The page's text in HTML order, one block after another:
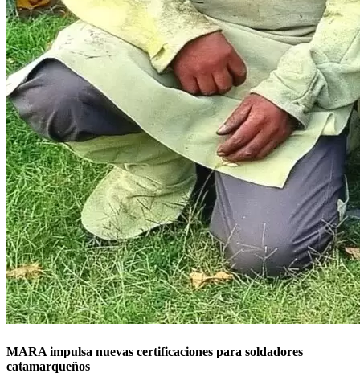
MARA impulsa nuevas certificaciones para soldadores
catamarqueños